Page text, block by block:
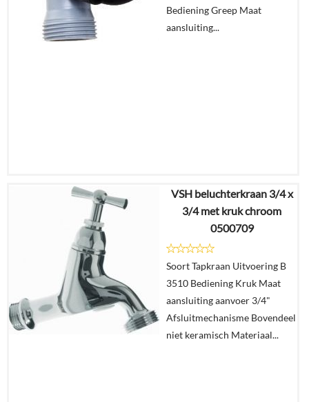
winkelmand
Bediening Greep Maat
aansluiting...
€10,58
€7,62
In
winkelmand
VSH beluchterkraan 3/4 x
3/4 met kruk chroom
0500709
Soort Tapkraan Uitvoering B
3510 Bediening Kruk Maat
aansluiting aanvoer 3/4"
Afsluitmechanisme Bovendeel
niet keramisch Materiaal...